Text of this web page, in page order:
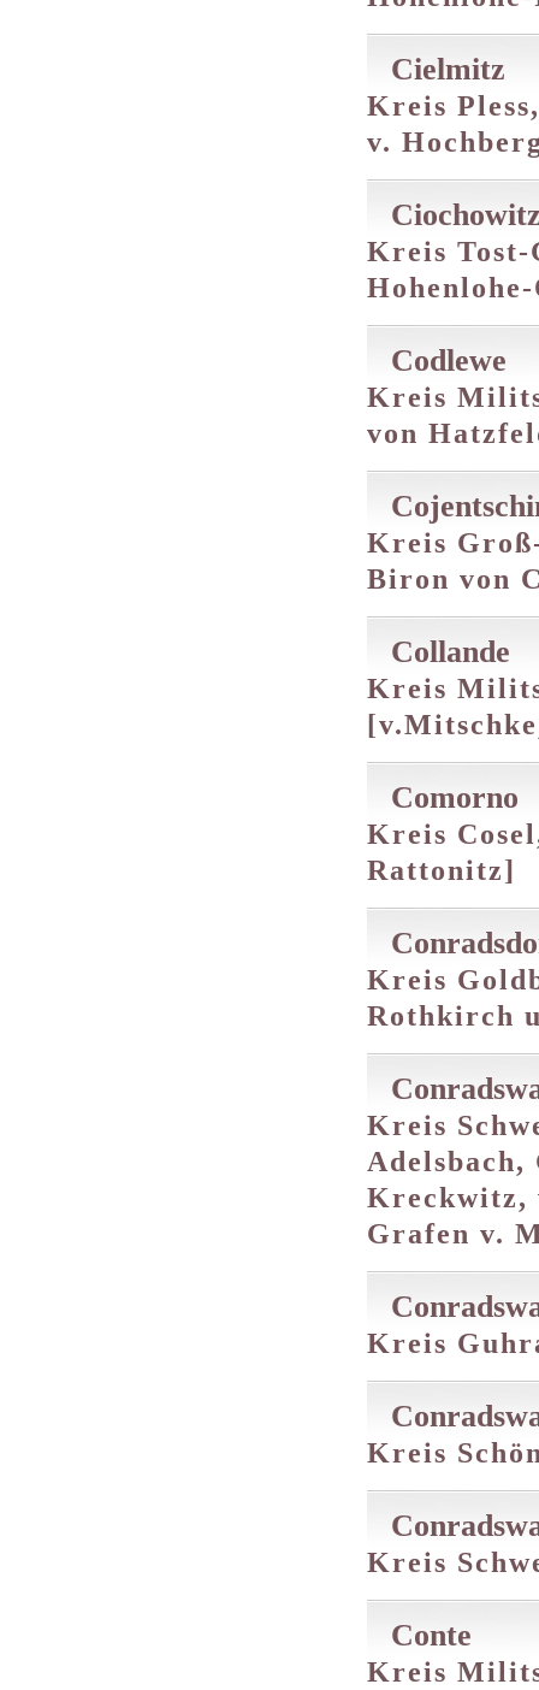
Cielmitz
Kreis
v.
Kreis Tost-
Codlewe
Kreis
von
Kreis
Biron von
Collande
Kreis
Comorno
Kreis
Rattonitz]
Kreis
Rothkirch
Kreis
Kreckwitz,
Grafen v.
Kreis
Kreis
Kreis
Conte
Kreis